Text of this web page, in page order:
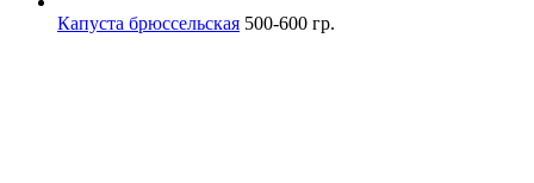
Капуста брюссельская 500-600 гр.